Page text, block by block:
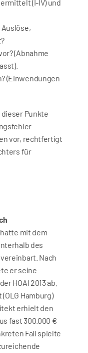
(I-IV) und
Auslöse,
(Abnahme
(Einwendungen
Punkte
vor, rechtfertigt
für
mit dem
des
Nach
er seine
HOAI 2013 ab.
Hamburg)
erhielt den
fast 300.000 €
Fall spielte